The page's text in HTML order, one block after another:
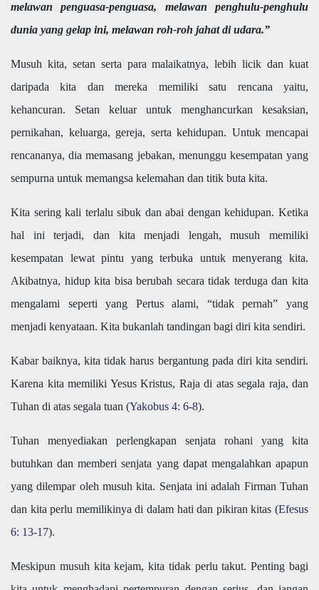
melawan penguasa-penguasa, melawan penghulu-penghulu
dunia yang gelap ini, melawan roh-roh jahat di udara.”
Musuh kita, setan serta para malaikatnya, lebih licik dan kuat
daripada kita dan mereka memiliki satu rencana yaitu,
kehancuran. Setan keluar untuk menghancurkan kesaksian,
pernikahan, keluarga, gereja, serta kehidupan. Untuk mencapai
rencananya, dia memasang jebakan, menunggu kesempatan yang
sempurna untuk memangsa kelemahan dan titik buta kita.
Kita sering kali terlalu sibuk dan abai dengan kehidupan. Ketika
hal ini terjadi, dan kita menjadi lengah, musuh memiliki
kesempatan lewat pintu yang terbuka untuk menyerang kita.
Akibatnya, hidup kita bisa berubah secara tidak terduga dan kita
mengalami seperti yang Pertus alami, “tidak pernah” yang
menjadi kenyataan. Kita bukanlah tandingan bagi diri kita sendiri.
Kabar baiknya, kita tidak harus bergantung pada diri kita sendiri.
Karena kita memiliki Yesus Kristus, Raja di atas segala raja, dan
Tuhan di atas segala tuan (Yakobus 4: 6-8).
Tuhan menyediakan perlengkapan senjata rohani yang kita
butuhkan dan memberi senjata yang dapat mengalahkan apapun
yang dilempar oleh musuh kita. Senjata ini adalah Firman Tuhan
dan kita perlu memilikinya di dalam hati dan pikiran kitas (Efesus
6: 13-17).
Meskipun musuh kita kejam, kita tidak perlu takut. Penting bagi